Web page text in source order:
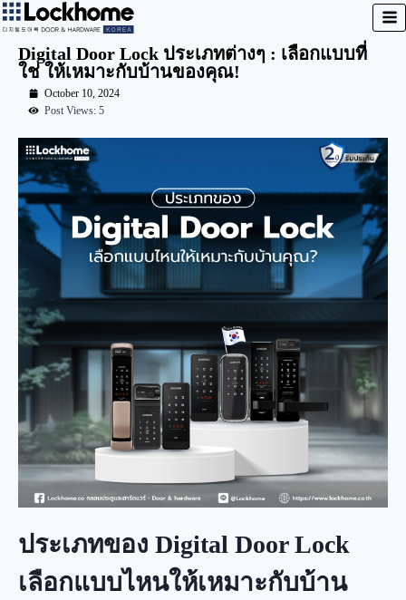
Digital Door Lock ประเภทต่างๆ : เลือกแบบที่
ใช่ ให้เหมาะกับบ้านของคุณ!
October 10, 2024
Post Views: 5
ประเภทของ Digital Door Lock
เลือกแบบไหนให้เหมาะกับบ้าน